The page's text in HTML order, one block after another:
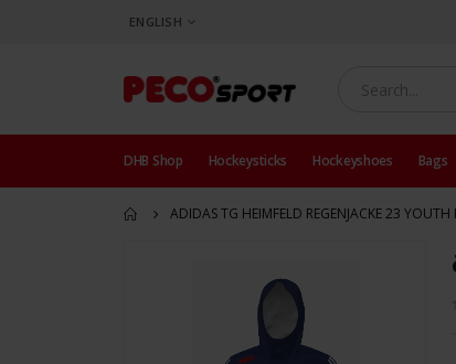
LANGUAGE
ENGLISH
DHB Shop Hockeysticks Hockeyshoes Bags
ADIDAS TG HEIMFELD REGENJACKE 23 YOUTH